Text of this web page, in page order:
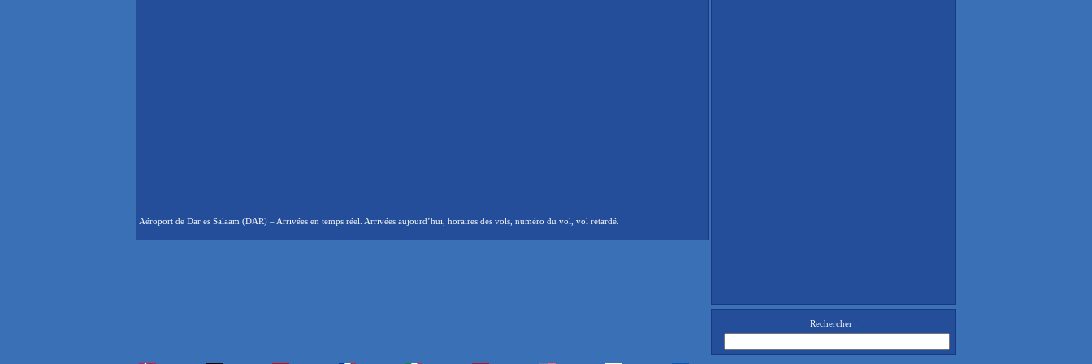
Aéroport de Dar es Salaam (DAR) – Arrivées en temps réel. Arrivées aujourd’hui, horaires des vols, numéro du vol, vol retardé.
Rechercher :